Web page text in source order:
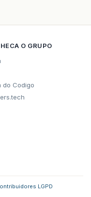
O GRUPO
do Codigo
LGPD